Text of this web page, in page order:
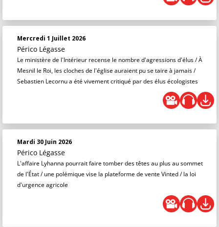
Mercredi 1 Juillet 2026
Périco Légasse
Le ministère de l'Intérieur recense le nombre d'agressions d'élus / À
Mesnil le Roi, les cloches de l'église auraient pu se taire à jamais /
Sebastien Lecornu a été vivement critiqué par des élus écologistes
Mardi 30 Juin 2026
Périco Légasse
L'affaire Lyhanna pourrait faire tomber des têtes au plus au sommet
de l'État / une polémique vise la plateforme de vente Vinted / la loi
d'urgence agricole